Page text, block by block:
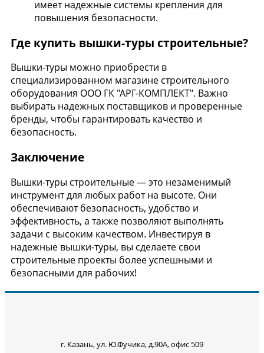
имеет надежные системы крепления для
повышения безопасности.
Где купить вышки-туры строительные?
Вышки-туры можно приобрести в
специализированном магазине строительного
оборудования ООО ГК "АРГ-КОМПЛЕКТ". Важно
выбирать надежных поставщиков и проверенные
бренды, чтобы гарантировать качество и
безопасность.
Заключение
Вышки-туры строительные — это незаменимый
инструмент для любых работ на высоте. Они
обеспечивают безопасность, удобство и
эффективность, а также позволяют выполнять
задачи с высоким качеством. Инвестируя в
надежные вышки-туры, вы сделаете свои
строительные проекты более успешными и
безопасными для рабочих!
г. Казань, ул. Ю.Фучика, д.90А, офис 509